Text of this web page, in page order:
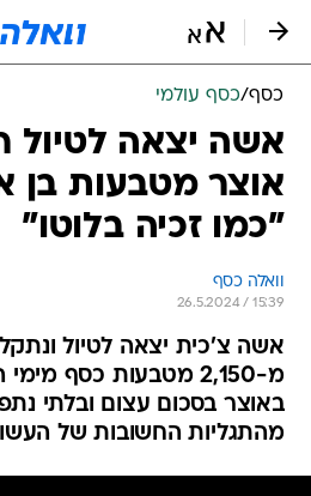
כסף/כסף עולמי
אשה יצאה לטיול
אוצר מטבעות בן
"כמו זכיה בלוטו"
וואלה כסף
26.5.2024 / 15:39
אשה צ'כית יצאה לטיול
מ-2,150 מטבעות כסף
באוצר בסכום עצום ובלתי
מהתגליות החשובות של